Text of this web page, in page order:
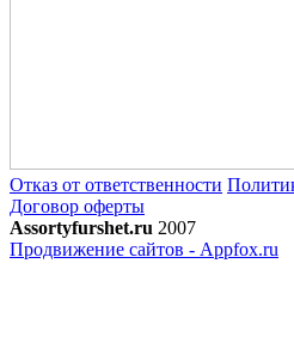
Отказ от ответственности
Договор оферты
Assortyfurshet.ru 2007
Продвижение сайтов - Appfox.ru